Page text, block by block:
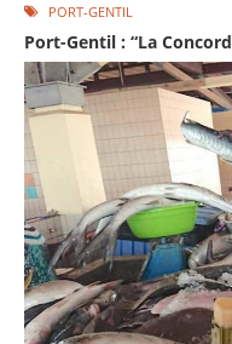
PORT-GENTIL
Port-Gentil : “La